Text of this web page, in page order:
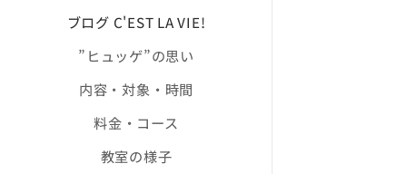
ブログ C'EST LA VIE!
”ヒュッゲ”の思い
内容・対象・時間
料金・コース
教室の様子